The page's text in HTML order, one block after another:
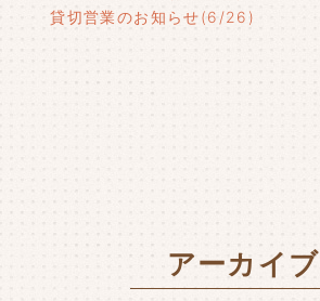
貸切営業のお知らせ(6/26)
アーカイブ